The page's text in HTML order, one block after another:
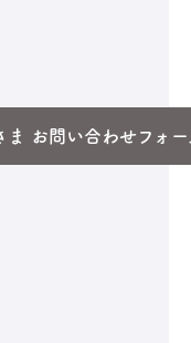
ま お問い合わせフォー